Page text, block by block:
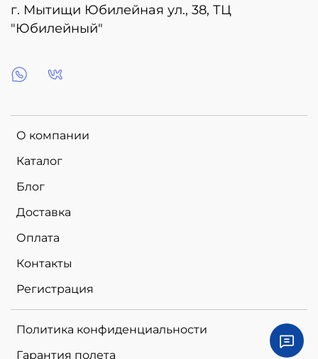
О компании
Каталог
Блог
Доставка
Оплата
Контакты
Регистрация
Политика конфиденциальности
Гарантия полета
г. Мытищи Юбилейная ул., 38, ТЦ
"Юбилейный"